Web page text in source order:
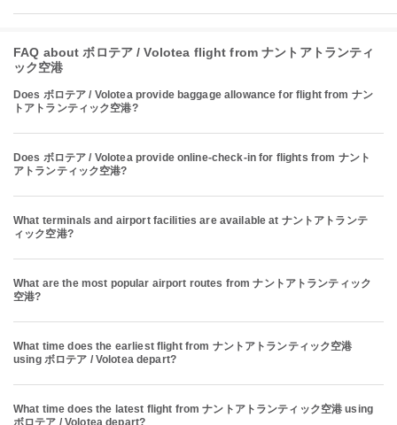
FAQ about ボロテア / Volotea flight from ナントアトランティ
ック空港
Does ボロテア / Volotea provide baggage allowance for flight from ナン
トアトランティック空港?
Does ボロテア / Volotea provide online-check-in for flights from ナント
アトランティック空港?
What terminals and airport facilities are available at ナントアトランテ
ィック空港?
What are the most popular airport routes from ナントアトランティック
空港?
What time does the earliest flight from ナントアトランティック空港
using ボロテア / Volotea depart?
What time does the latest flight from ナントアトランティック空港 using
ボロテア / Volotea depart?